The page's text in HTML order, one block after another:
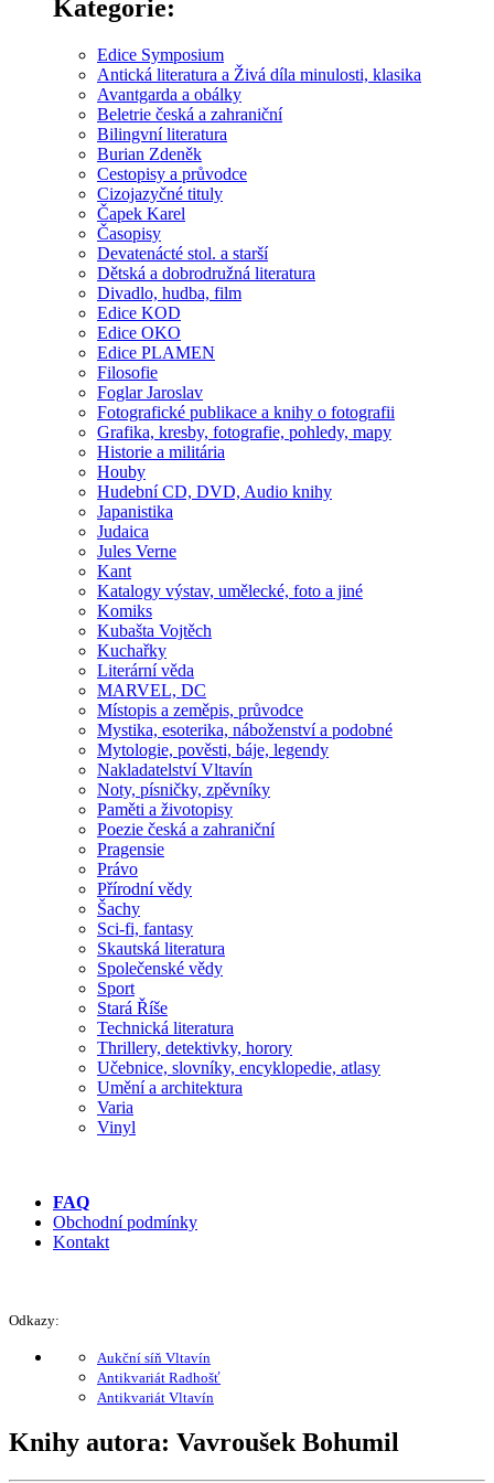
Kategorie:
Edice Symposium
Antická literatura a Živá díla minulosti, klasika
Avantgarda a obálky
Beletrie česká a zahraniční
Bilingvní literatura
Burian Zdeněk
Cestopisy a průvodce
Cizojazyčné tituly
Čapek Karel
Časopisy
Devatenácté stol. a starší
Dětská a dobrodružná literatura
Divadlo, hudba, film
Edice KOD
Edice OKO
Edice PLAMEN
Filosofie
Foglar Jaroslav
Fotografické publikace a knihy o fotografii
Grafika, kresby, fotografie, pohledy, mapy
Historie a militária
Houby
Hudební CD, DVD, Audio knihy
Japanistika
Judaica
Jules Verne
Kant
Katalogy výstav, umělecké, foto a jiné
Komiks
Kubašta Vojtěch
Kuchařky
Literární věda
MARVEL, DC
Místopis a zeměpis, průvodce
Mystika, esoterika, náboženství a podobné
Mytologie, pověsti, báje, legendy
Nakladatelství Vltavín
Noty, písničky, zpěvníky
Paměti a životopisy
Poezie česká a zahraniční
Pragensie
Právo
Přírodní vědy
Šachy
Sci-fi, fantasy
Skautská literatura
Společenské vědy
Sport
Stará Říše
Technická literatura
Thrillery, detektivky, horory
Učebnice, slovníky, encyklopedie, atlasy
Umění a architektura
Varia
Vinyl
FAQ
Obchodní podmínky
Kontakt
Odkazy:
Aukční síň Vltavín
Antikvariát Radhošť
Antikvariát Vltavín
Knihy autora: Vavroušek Bohumil